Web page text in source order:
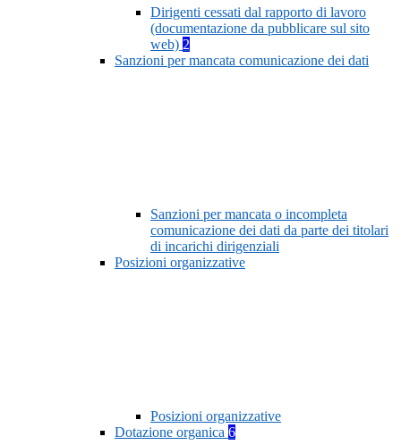
Dirigenti cessati dal rapporto di lavoro
(documentazione da pubblicare sul sito
web) 2
Sanzioni per mancata comunicazione dei dati
Sanzioni per mancata o incompleta
comunicazione dei dati da parte dei titolari
di incarichi dirigenziali
Posizioni organizzative
Posizioni organizzative
Dotazione organica 6